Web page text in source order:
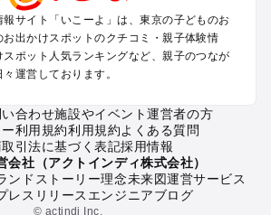
中目黒・自由が丘のプールお出かけ
鴨・目白・石神井のプールお出かけ
木・千駄ヶ谷のプールお出かけ
・有楽町・築地・月島のプールお出かけ
・東村山・東久留米のプールお出かけ
ールお出かけ
お出かけ
のプールお出かけ
亀有・柴又のプールお出かけ
サイト「いこーよ」は、東京の子どものお
出かけスポットのクチコミ・親子体験情
ポット人気ランキングなど、親子のつなが
運営しております。
合わせ施設やイベント運営者の方
利用規約利用規約よくある質問
引法に基づく表記採用情報
会社（アクトインディ株式会社）
ンドストーリー理念未来図運営サービス
レスリリース エンジニアブログ
© actindi Inc.